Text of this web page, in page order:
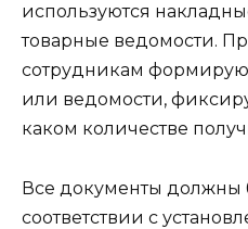
используются
товарные ведомости.
сотрудникам
или ведомости,
каком количестве
Все документы должны
соответствии с